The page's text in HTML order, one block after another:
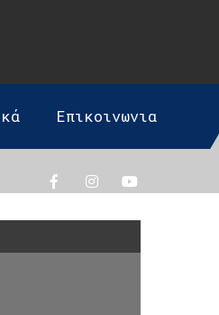
Επικοινωνια